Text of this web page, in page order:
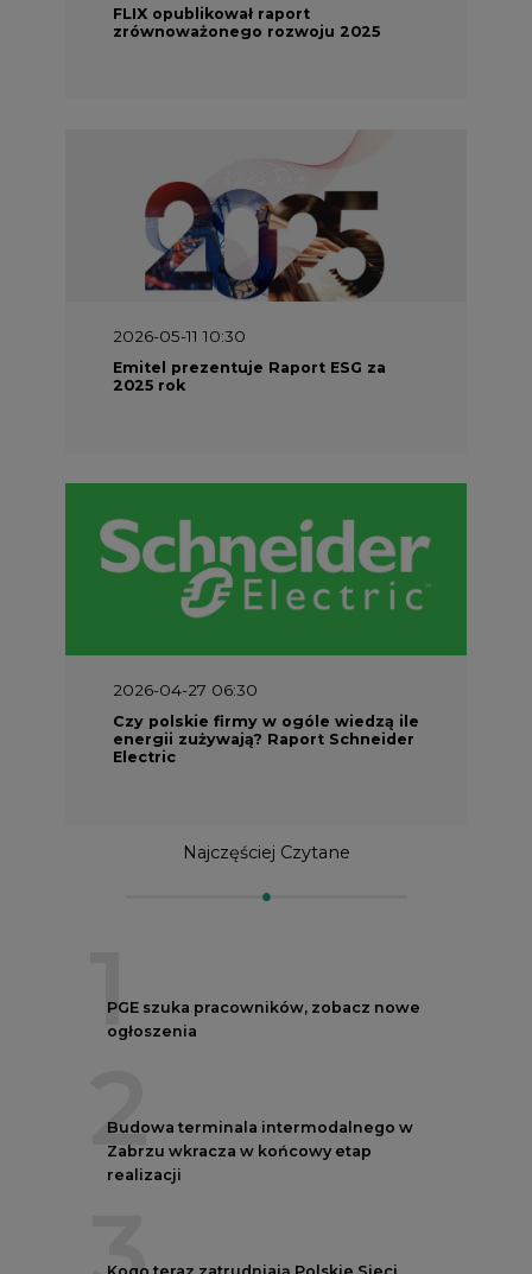
FLIX opublikował raport
zrównoważonego rozwoju 2025
2026-05-11 10:30
Emitel prezentuje Raport ESG za
2025 rok
2026-04-27 06:30
Czy polskie firmy w ogóle wiedzą ile
energii zużywają? Raport Schneider
Electric
Najczęściej Czytane
1
PGE szuka pracowników, zobacz nowe
ogłoszenia
2
Budowa terminala intermodalnego w
Zabrzu wkracza w końcowy etap
realizacji
3
Kogo teraz zatrudniają Polskie Sieci